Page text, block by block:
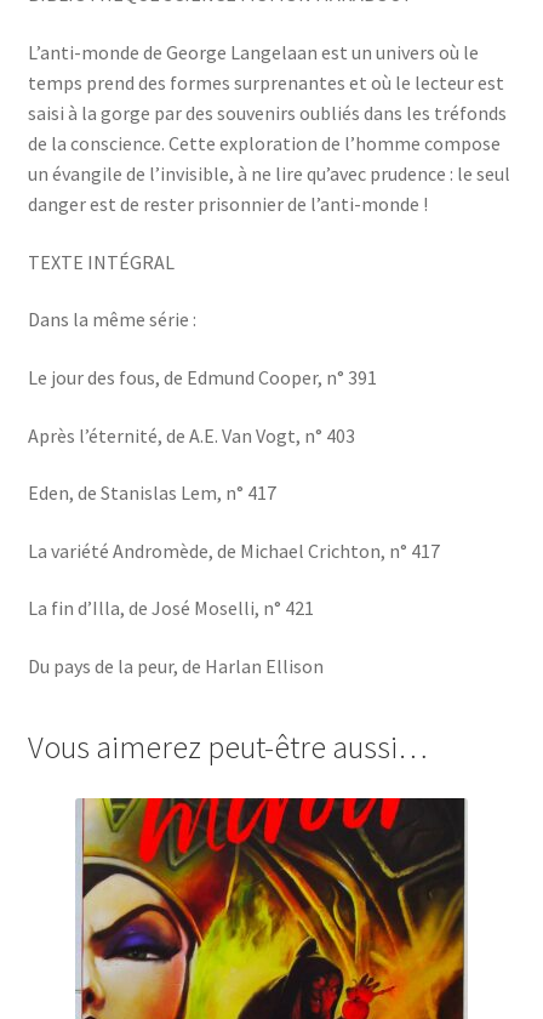
L’anti-monde de George Langelaan est un univers où le
temps prend des formes surprenantes et où le lecteur est
saisi à la gorge par des souvenirs oubliés dans les tréfonds
de la conscience. Cette exploration de l’homme compose
un évangile de l’invisible, à ne lire qu’avec prudence : le seul
danger est de rester prisonnier de l’anti-monde !
TEXTE INTÉGRAL
Dans la même série :
Le jour des fous, de Edmund Cooper, n° 391
Après l’éternité, de A.E. Van Vogt, n° 403
Eden, de Stanislas Lem, n° 417
La variété Andromède, de Michael Crichton, n° 417
La fin d’Illa, de José Moselli, n° 421
Du pays de la peur, de Harlan Ellison
Vous aimerez peut-être aussi…